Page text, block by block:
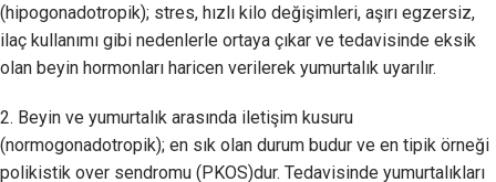
(hipogonadotropik); stres, hızlı kilo değişimleri, aşırı egzersiz,
ilaç kullanımı gibi nedenlerle ortaya çıkar ve tedavisinde eksik
olan beyin hormonları haricen verilerek yumurtalık uyarılır.
2. Beyin ve yumurtalık arasında iletişim kusuru
(normogonadotropik); en sık olan durum budur ve en tipik örneği
polikistik over sendromu (PKOS)dur. Tedavisinde yumurtalıkları